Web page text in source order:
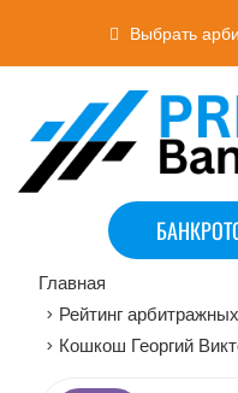
Выбрать
Главная
> Рейтинг
> Кошкош Георгий